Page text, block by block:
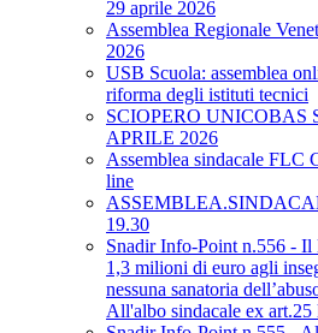
29 aprile 2026
Assemblea Regionale
2026
USB Scuola: assemblea
riforma degli istituti tecnici
SCIOPERO
APRILE 2026
Assemblea sindacale FLC
line
19.30
Snadir Info-Point n.556 -
1,3 milioni di euro agli
nessuna sanatoria
All'albo sindacale ex art.25